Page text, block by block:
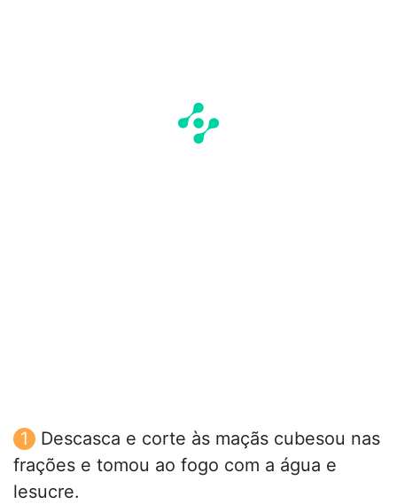
Descasca e corte às maçãs cubesou nas
frações e tomou ao fogo com a água e
lesucre.